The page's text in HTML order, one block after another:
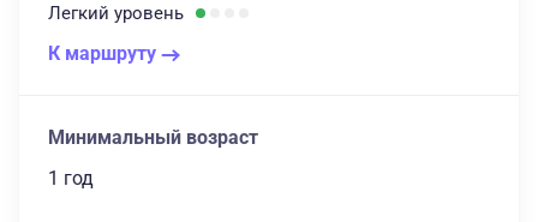
Легкий уровень
К маршруту
Минимальный возраст
1 год